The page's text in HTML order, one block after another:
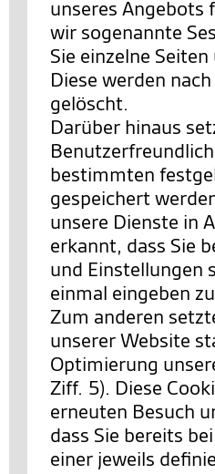
unseres Angebots
wir sogenannte
Sie einzelne
Diese werden
gelöscht.
Darüber hinaus
bestimmten
gespeichert
unsere Dienste in
erkannt, dass Sie
und Einstellungen
einmal eingeben
Zum anderen
unserer Website
Optimierung
Ziff. 5). Diese
erneuten Besuch
dass Sie bereits
einer jeweils